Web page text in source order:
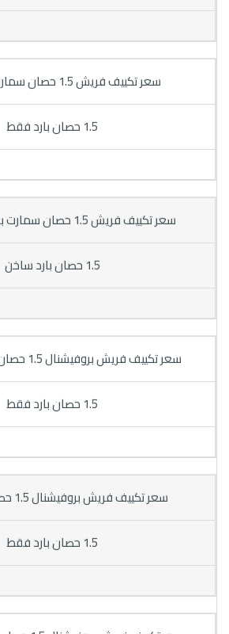
سعر تكييف فريش 1.5 حصان سمارت بلازما بارد
1.5 حصان بارد فقط
سعر تكييف فريش 1.5 حصان سمارت بلازما بارد ساخن
1.5 حصان بارد ساخن
سعر تكييف فريش بروفيشنال 1.5 حصان بارد بدون بلازما
1.5 حصان بارد فقط
سعر تكييف فريش بروفيشنال 1.5 حصان بارد بلازما
1.5 حصان بارد فقط